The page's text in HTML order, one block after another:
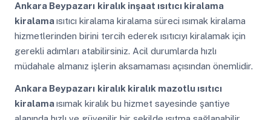
Ankara Beypazarı kiralık inşaat ısıtıcı kiralama
kiralamaısıtıcı kiralama kiralama süreci ısımak kiralama
hizmetlerinden birini tercih ederek ısıtıcıyı kiralamak için
gerekli adımları atabilirsiniz. Acil durumlarda hızlı
müdahale almanız işlerin aksamaması açısından önemlidir.
Ankara Beypazarı kiralık kiralık mazotlu ısıtıcı
kiralamaısımak kiralık bu hizmet sayesinde şantiye